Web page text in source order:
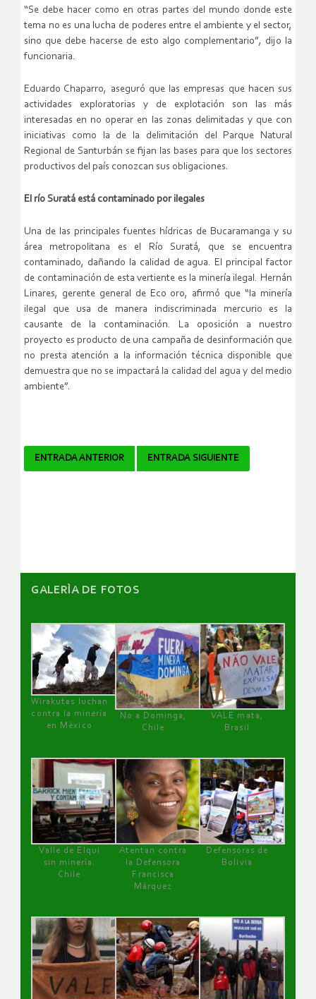
“Se debe hacer como en otras partes del mundo donde este
tema no es una lucha de poderes entre el ambiente y el sector,
sino que debe hacerse de esto algo complementario”, dijo la
funcionaria.
Eduardo Chaparro, aseguró que las empresas que hacen sus
actividades exploratorias y de explotación son las más
interesadas en no operar en las zonas delimitadas y que con
iniciativas como la de la delimitación del Parque Natural
Regional de Santurbán se fijan las bases para que los sectores
productivos del país conozcan sus obligaciones.
El río Suratá está contaminado por ilegales
Una de las principales fuentes hídricas de Bucaramanga y su
área metropolitana es el Río Suratá, que se encuentra
contaminado, dañando la calidad de agua. El principal factor
de contaminación de esta vertiente es la minería ilegal. Hernán
Linares, gerente general de Eco oro, afirmó que “la minería
ilegal que usa de manera indiscriminada mercurio es la
causante de la contaminación. La oposición a nuestro
proyecto es producto de una campaña de desinformación que
no presta atención a la información técnica disponible que
demuestra que no se impactará la calidad del agua y del medio
ambiente”.
Navegador
ENTRADA ANTERIOR ENTRADA SIGUIENTE
GALERÌA DE FOTOS
Wirakutas luchan
contra la minería
en México
No a Dominga,
Chile
VALE mata,
Brasil
Valle de Elqui
sin minería.
Chile
Atentan contra
la Defensora
Francisca
Márquez
Defensoras de
Bolivia